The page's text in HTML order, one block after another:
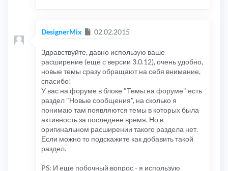
DesignerMix Сообщение
02.02.2015
Здравствуйте, давно использую ваше
расширение (еще с версии 3.0.12), очень удобно,
новые темы сразу обращают на себя внимание,
спасибо!
У вас на форуме в блоке "Темы на форуме" есть
раздел "Новые сообщения", на сколько я
понимаю там появляются темы в которых была
активность за последнее время. Но в
оригинальном расширении такого раздела нет.
Если можно то подскажите как добавить такой
раздел.
PS: И еще побочный вопрос - я использую